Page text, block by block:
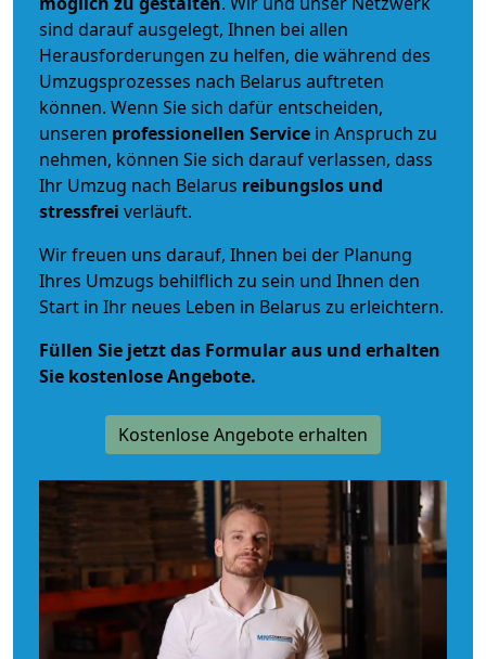
sind darauf ausgelegt, Ihnen bei allen
Herausforderungen zu helfen, die während des
Umzugsprozesses nach Belarus auftreten
können. Wenn Sie sich dafür entscheiden,
unseren professionellen Service in Anspruch zu
nehmen, können Sie sich darauf verlassen, dass
Ihr Umzug nach Belarus reibungslos und
stressfrei verläuft.
Wir freuen uns darauf, Ihnen bei der Planung
Ihres Umzugs behilflich zu sein und Ihnen den
Start in Ihr neues Leben in Belarus zu erleichtern.
Füllen Sie jetzt das Formular aus und erhalten
Sie kostenlose Angebote.
Kostenlose Angebote erhalten